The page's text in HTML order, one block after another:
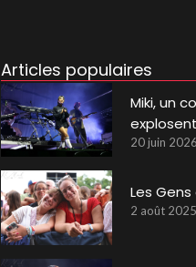
Articles populaires
Miki, un
20 juin 2026
Les Gens
2 août 2025